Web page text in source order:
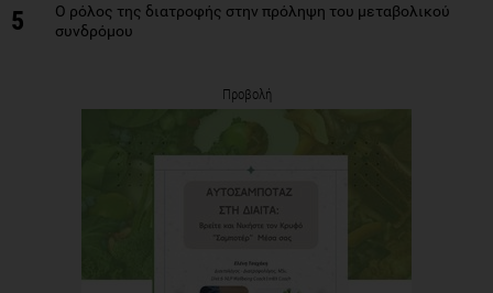
5
Ο ρόλος της διατροφής στην πρόληψη του μεταβολικού
συνδρόμου
Προβολή